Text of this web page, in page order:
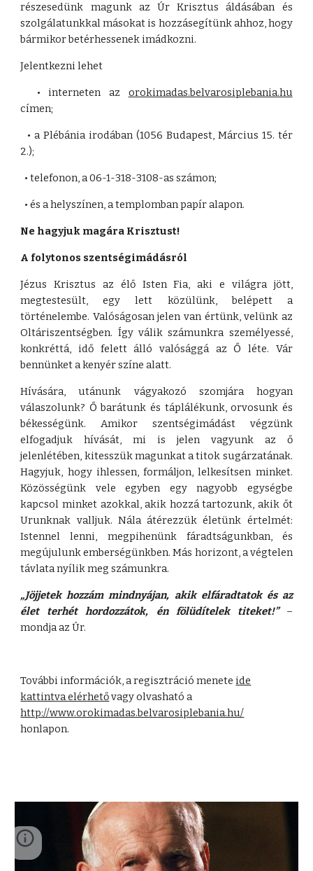
részesedünk magunk az Úr Krisztus áldásában és
szolgálatunkkal másokat is hozzásegítünk ahhoz, hogy
bármikor betérhessenek imádkozni.
Jelentkezni lehet
• interneten az orokimadas.belvarosiplebania.hu
címen;
• a Plébánia irodában (1056 Budapest, Március 15. tér
2.);
• telefonon, a 06-1-318-3108-as számon;
• és a helyszínen, a templomban papír alapon.
Ne hagyjuk magára Krisztust!
A folytonos szentségimádásról
Jézus Krisztus az élő Isten Fia, aki e világra jött,
megtestesült, egy lett közülünk, belépett a
történelembe. Valóságosan jelen van értünk, velünk az
Oltáriszentségben. Így válik számunkra személyessé,
konkréttá, idő felett álló valósággá az Ő léte. Vár
bennünket a kenyér színe alatt.
Hívására, utánunk vágyakozó szomjára hogyan
válaszolunk? Ő barátunk és táplálékunk, orvosunk és
békességünk. Amikor szentségimádást végzünk
elfogadjuk hívását, mi is jelen vagyunk az ő
jelenlétében, kitesszük magunkat a titok sugárzatának.
Hagyjuk, hogy ihlessen, formáljon, lelkesítsen minket.
Közösségünk vele egyben egy nagyobb egységbe
kapcsol minket azokkal, akik hozzá tartozunk, akik őt
Urunknak valljuk. Nála átérezzük életünk értelmét:
Istennel lenni, megpihenünk fáradtságunkban, és
megújulunk emberségünkben. Más horizont, a végtelen
távlata nyílik meg számunkra.
„Jöjjetek hozzám mindnyájan, akik elfáradtatok és az
élet terhét hordozzátok, én fölüdítelek titeket!”–
mondja az Úr.
További információk, a regisztráció menete ide
kattintva elérhetővagy olvasható a
http://www.orokimadas.belvarosiplebania.hu/
honlapon.